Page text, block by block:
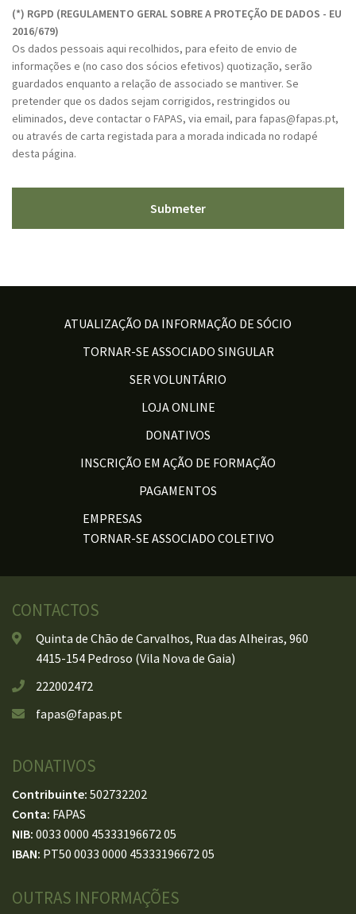
A
P
C
H
A
(*) RGPD (REGULAMENTO GERAL SOBRE A PROTEÇÃO DE DADOS - EU
2016/679)
Os dados pessoais aqui recolhidos, para efeito de envio de
informações e (no caso dos sócios efetivos) quotização, serão
guardados enquanto a relação de associado se mantiver. Se
pretender que os dados sejam corrigidos, restringidos ou
eliminados, deve contactar o FAPAS, via email, para fapas@fapas.pt,
ou através de carta registada para a morada indicada no rodapé
desta página.
ATUALIZAÇÃO DA INFORMAÇÃO DE SÓCIO
TORNAR-SE ASSOCIADO SINGULAR
SER VOLUNTÁRIO
LOJA ONLINE
DONATIVOS
INSCRIÇÃO EM AÇÃO DE FORMAÇÃO
PAGAMENTOS
EMPRESAS
TORNAR-SE ASSOCIADO COLETIVO
CONTACTOS
Quinta de Chão de Carvalhos, Rua das Alheiras, 960
4415-154 Pedroso (Vila Nova de Gaia)
222002472
fapas@fapas.pt
DONATIVOS
Contribuinte: 502732202
Conta: FAPAS
NIB: 0033 0000 45333196672 05
IBAN: PT50 0033 0000 45333196672 05
OUTRAS INFORMAÇÕES